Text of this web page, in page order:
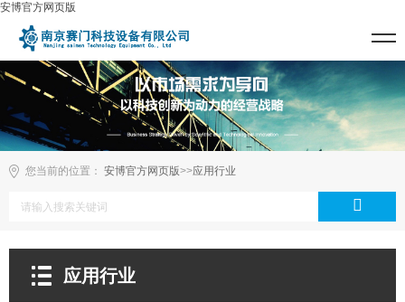
安博官方网页版
您当前的位置： 安博官方网页版>>应用行业
应用行业